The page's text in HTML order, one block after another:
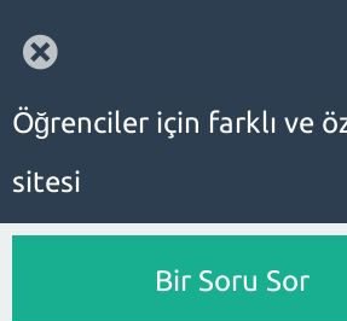
Öğrenciler için farklı ve
sitesi
Bir Soru Sor